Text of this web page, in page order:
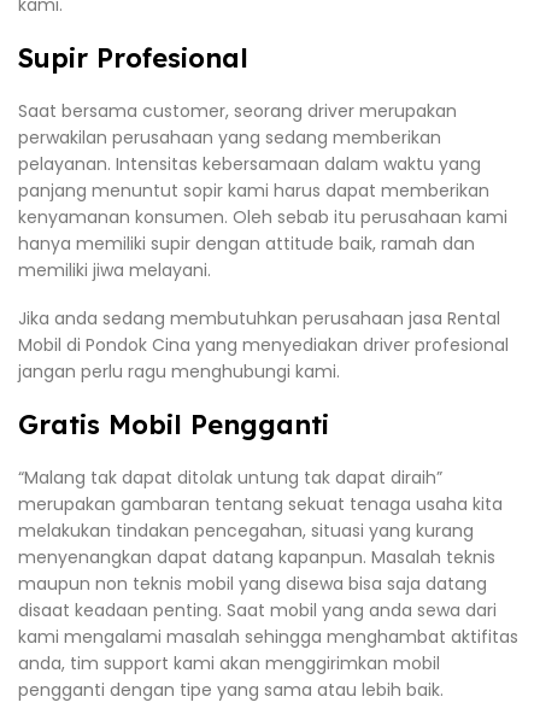
kami.
Supir Profesional
Saat bersama customer, seorang driver merupakan
perwakilan perusahaan yang sedang memberikan
pelayanan. Intensitas kebersamaan dalam waktu yang
panjang menuntut sopir kami harus dapat memberikan
kenyamanan konsumen. Oleh sebab itu perusahaan kami
hanya memiliki supir dengan attitude baik, ramah dan
memiliki jiwa melayani.
Jika anda sedang membutuhkan perusahaan jasa Rental
Mobil di Pondok Cina yang menyediakan driver profesional
jangan perlu ragu menghubungi kami.
Gratis Mobil Pengganti
“Malang tak dapat ditolak untung tak dapat diraih”
merupakan gambaran tentang sekuat tenaga usaha kita
melakukan tindakan pencegahan, situasi yang kurang
menyenangkan dapat datang kapanpun. Masalah teknis
maupun non teknis mobil yang disewa bisa saja datang
disaat keadaan penting. Saat mobil yang anda sewa dari
kami mengalami masalah sehingga menghambat aktifitas
anda, tim support kami akan menggirimkan mobil
pengganti dengan tipe yang sama atau lebih baik.